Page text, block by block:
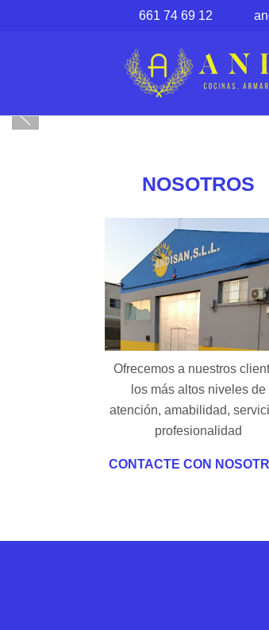
661 74 69 12
NOSOTROS
Ofrecemos a nuestros
los más altos niveles de
atención, amabilidad,
profesionalidad
CONTACTE CON